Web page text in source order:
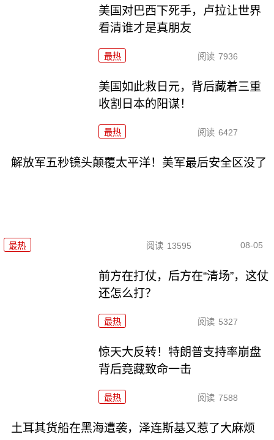
美国对巴西下死手，卢拉让世界
看清谁才是真朋友
最热 阅读 7936
美国如此救日元，背后藏着三重
收割日本的阳谋！
最热 阅读 6427
解放军五秒镜头颠覆太平洋！美军最后安全区没了
最热 阅读 13595 08-05
前方在打仗，后方在“清场”，这仗
还怎么打？
最热 阅读 5327
惊天大反转！特朗普支持率崩盘
背后竟藏致命一击
最热 阅读 7588
土耳其货船在黑海遭袭，泽连斯基又惹了大麻烦